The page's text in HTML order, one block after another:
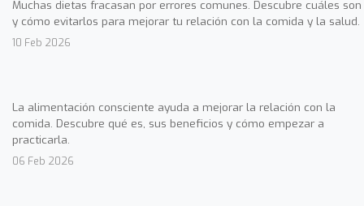
Muchas dietas fracasan por errores comunes. Descubre cuáles son
y cómo evitarlos para mejorar tu relación con la comida y la salud.
10 Feb 2026
La alimentación consciente ayuda a mejorar la relación con la
comida. Descubre qué es, sus beneficios y cómo empezar a
practicarla.
06 Feb 2026